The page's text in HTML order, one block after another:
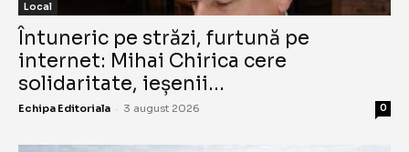
Local
Întuneric pe străzi, furtună pe
internet: Mihai Chirica cere
solidaritate, ieșenii...
Echipa Editoriala - 3 august 2026 0